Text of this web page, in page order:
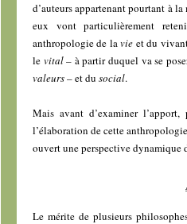
d’auteurs appartenant pourtant à
eux vont particulièrement
anthropologie de lavie et du
le vital– à partir duquel va se
valeurs– et du social.
Mais avant d’examiner
l’élaboration de cette
ouvert une perspective dynamique
Le mérite de plusieurs